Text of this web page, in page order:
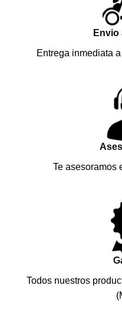
Envio
Entrega inmediata
Te asesoramos
Todos nuestros